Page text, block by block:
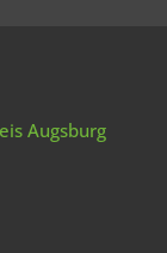
Augsburg